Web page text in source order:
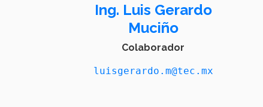
Ing. Luis Gerardo
Muciño
Colaborador
luisgerardo.m@tec.mx